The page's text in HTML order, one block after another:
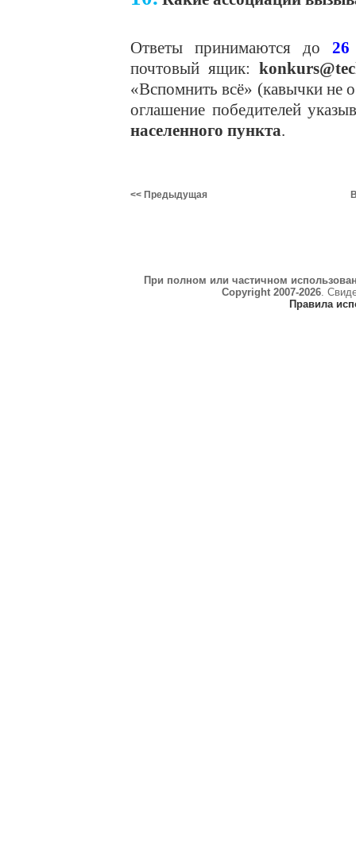
Ответы принимаются до 26
почтовый ящик:
«Вспомнить всё» (кавычки не
оглашение победителей
населенного пункта.
<< Предыдущая
При полном или частичном
Copyright 2007-2026.
Правила